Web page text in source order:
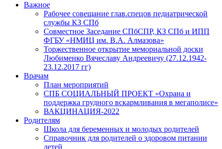
Важное
Рабочее совещание глав.спецов педиатрической
службы КЗ СПб
Совместное Заседание СПбСПР, КЗ СПб и ИПП
ФГБУ «НМИЦ им. В.А. Алмазова»
Торжественное открытие мемориальной доски
Любименко Вячеславу Андреевичу (27.12.1942-
23.12.2017 гг)
Врачам
План мероприятий
СПБ СОЦИАЛЬНЫЙ ПРОЕКТ «Охрана и
поддержка грудного вскармливания в мегаполисе»
ВАКЦИНАЦИЯ-2022
Родителям
Школа для беременных и молодых родителей
Справочник для родителей о здоровом питании
детей